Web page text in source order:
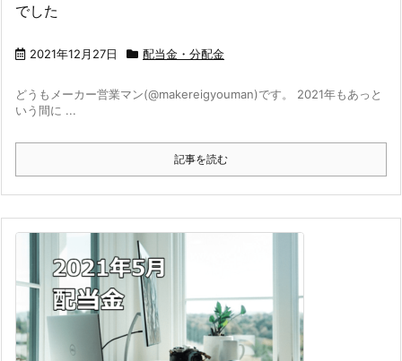
でした
2021年12月27日 配当金・分配金
どうもメーカー営業マン(@makereigyouman)です。 2021年もあっと
いう間に ...
記事を読む